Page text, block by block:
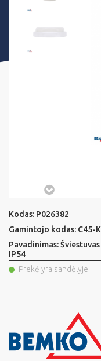
Kodas: P026382
Gamintojo kodas: C45-
Pavadinimas:Šviestuvas
IP54
Prekė yra sandėlyje